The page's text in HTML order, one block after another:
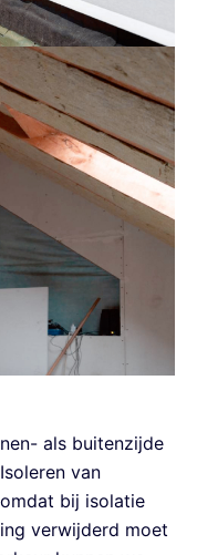
als buitenzijde
van
bij isolatie
verwijderd moet